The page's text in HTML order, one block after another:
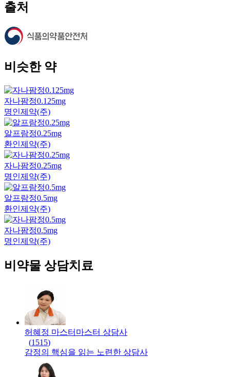
출처
비슷한 약
자나팜정0.125mg
명인제약(주)
알프람정0.25mg
환인제약(주)
자나팜정0.25mg
명인제약(주)
알프람정0.5mg
환인제약(주)
자나팜정0.5mg
명인제약(주)
비약물 상담치료
허혜정 마스터 마스터 상담사
(1515)
감정의 핵심을 읽는 노련한 상담사